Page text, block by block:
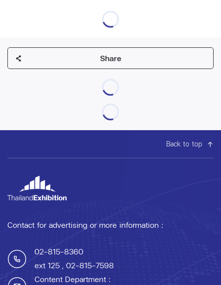
Share
Back to top
Contact for advertising or more information :
02-815-8360
ext 125 , 02-815-7598
Content Department :